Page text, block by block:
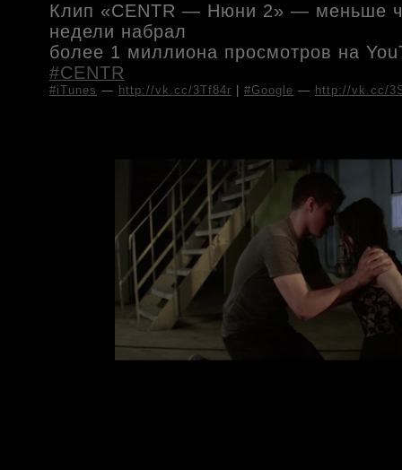
Клип «CENTR — Нюни 2» — меньше
недели набрал
более 1 миллиона просмотров на
#CENTR
#iTunes — http://vk.cc/3Tf84r #Google — http://vk.cc/